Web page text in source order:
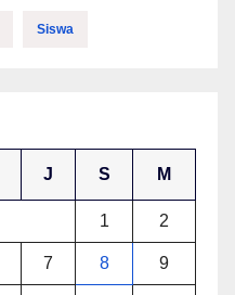
Siswa
J S M
1 2
7 8 9